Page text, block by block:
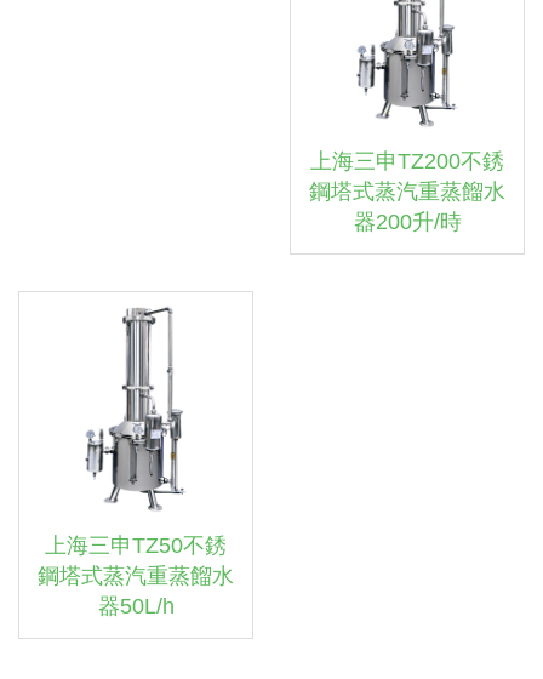
上海三申TZ200不銹
鋼塔式蒸汽重蒸餾水
器200升/時
上海三申TZ50不銹
鋼塔式蒸汽重蒸餾水
器50L/h